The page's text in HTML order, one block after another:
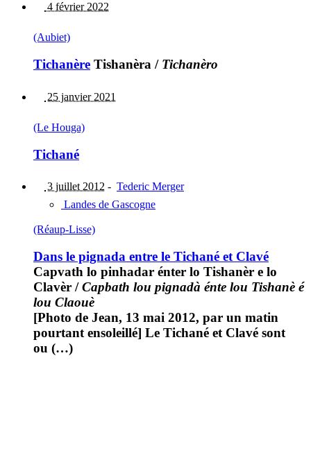
4 février 2022
(Aubiet)
Tichanère Tishanèra / Tichanèro
25 janvier 2021
(Le Houga)
Tichané
3 juillet 2012 - Tederic Merger
Landes de Gascogne
(Réaup-Lisse)
Dans le pignada entre le Tichané et Clavé
Capvath lo pinhadar énter lo Tishanèr e lo
Clavèr /Capbath lou pignadà énte lou Tishanè é
lou Claouè
[Photo de Jean, 13 mai 2012, par un matin
pourtant ensoleillé] Le Tichané et Clavé sont
ou (…)